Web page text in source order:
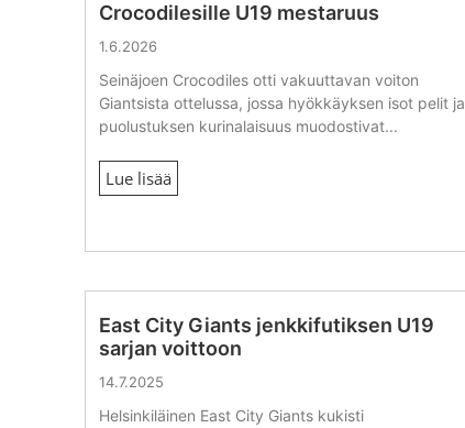
Crocodilesille U19 mestaruus
1.6.2026
Seinäjoen Crocodiles otti vakuuttavan voiton
Giantsista ottelussa, jossa hyökkäyksen isot pelit ja
puolustuksen kurinalaisuus muodostivat...
Lue lisää
East City Giants jenkkifutiksen U19
sarjan voittoon
14.7.2025
Helsinkiläinen East City Giants kukisti